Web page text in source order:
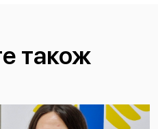
також